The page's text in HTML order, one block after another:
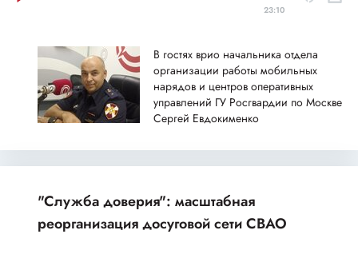
23:10
В гостях врио начальника отдела
организации работы мобильных
нарядов и центров оперативных
управлений ГУ Росгвардии по Москве
Сергей Евдокименко
"Служба доверия": масштабная
реорганизация досуговой сети СВАО